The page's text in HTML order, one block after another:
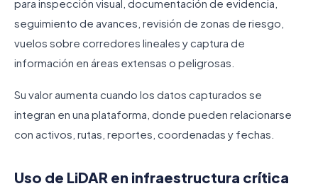
para inspección visual, documentación de evidencia,
seguimiento de avances, revisión de zonas de riesgo,
vuelos sobre corredores lineales y captura de
información en áreas extensas o peligrosas.
Su valor aumenta cuando los datos capturados se
integran en una plataforma, donde pueden relacionarse
con activos, rutas, reportes, coordenadas y fechas.
Uso de LiDAR en infraestructura crítica